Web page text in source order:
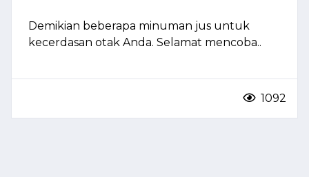
Demikian beberapa minuman jus untuk
kecerdasan otak Anda. Selamat mencoba..
1092